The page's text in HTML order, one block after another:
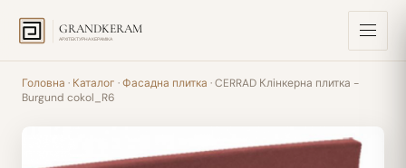
GRANDKERAM
АРХІТЕКТУРНА КЕРАМІКА
Головна · Каталог ·Фасадна плитка · CERRAD Клінкерна плитка -
Burgund cokol_R6